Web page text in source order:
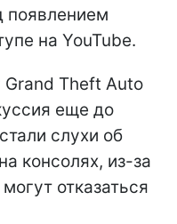
появлением
на YouTube.
Grand Theft Auto
еще до
слухи об
консолях, из-за
отказаться